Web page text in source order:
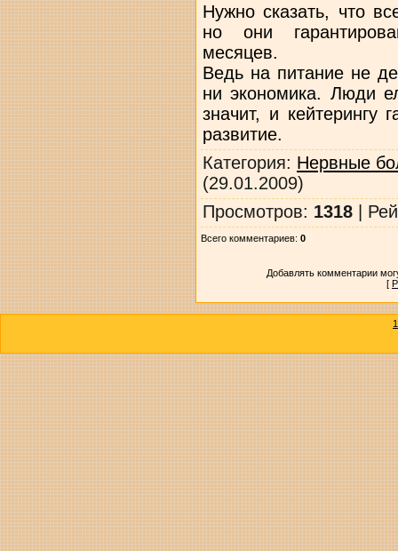
Нужно сказать, что
но они
месяцев.
Ведь на питание не
ни экономика. Люди
значит, и кейтерингу
развитие.
Категория: Нервные
(29.01.2009)
Просмотров: 1318|
Всего комментариев: 0
Добавлять комментарии
[